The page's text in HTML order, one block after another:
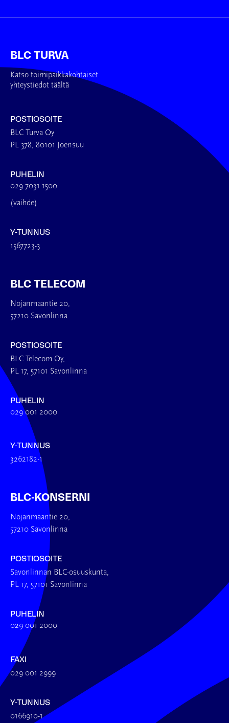
BLC TURVA
Katso toimipaikkakohtaiset
yhteystiedot täältä
POSTIOSOITE
BLC Turva Oy
PL 378, 80101 Joensuu
PUHELIN
029 7031 1500
(vaihde)
Y-TUNNUS
1567723-3
BLC TELECOM
Nojanmaantie 20,
57210 Savonlinna
POSTIOSOITE
BLC Telecom Oy,
PL 17, 57101 Savonlinna
PUHELIN
029 001 2000
Y-TUNNUS
3262182-1
BLC-KONSERNI
Nojanmaantie 20,
57210 Savonlinna
POSTIOSOITE
Savonlinnan BLC-osuuskunta,
PL 17, 57101 Savonlinna
PUHELIN
029 001 2000
FAXI
029 001 2999
Y-TUNNUS
0166910-1